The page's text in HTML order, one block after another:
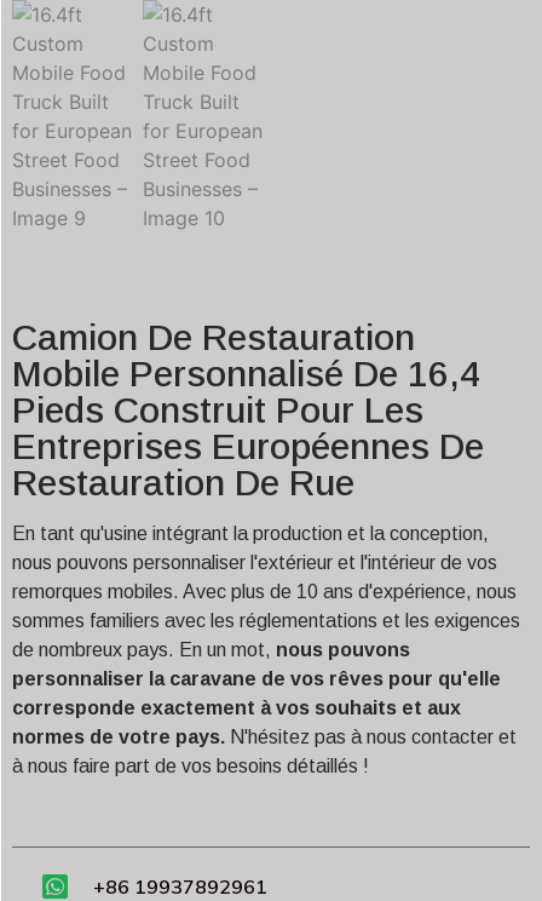
Camion De Restauration
Mobile Personnalisé De 16,4
Pieds Construit Pour Les
Entreprises Européennes De
Restauration De Rue
En tant qu'usine intégrant la production et la conception,
nous pouvons personnaliser l'extérieur et l'intérieur de vos
remorques mobiles. Avec plus de 10 ans d'expérience, nous
sommes familiers avec les réglementations et les exigences
de nombreux pays. En un mot, nous pouvons
personnaliser la caravane de vos rêves pour qu'elle
corresponde exactement à vos souhaits et aux
normes de votre pays. N'hésitez pas à nous contacter et
à nous faire part de vos besoins détaillés !
+86 19937892961